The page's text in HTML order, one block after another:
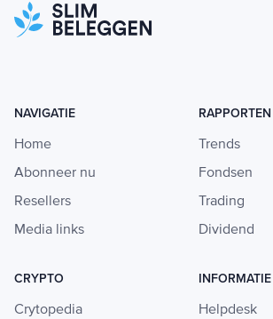
NAVIGATIE
Home
Abonneer nu
Resellers
Media links
RAPPORTEN
Trends
Fondsen
Trading
Dividend
CRYPTO
Crytopedia
INFORMATIE
Helpdesk